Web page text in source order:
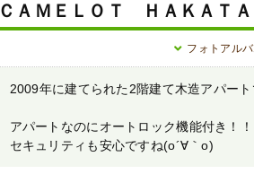
ＣＡＭＥＬＯＴ ＨＡＫＡＴ
フォトアル
2009年に建てられた2階建て木造アパート
アパートなのにオートロック機能付き！！
セキュリティも安心ですね(o´∀｀o)